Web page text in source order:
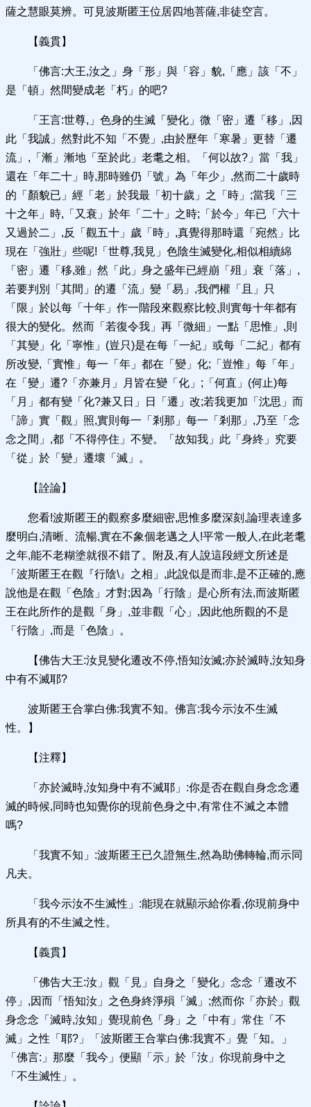
薩之慧眼莫辨。可見波斯匿王位居四地菩薩,非徒空言。
【義貫】
「佛言:大王,汝之」身「形」與「容」貌,「應」該「不」
是「頓」然間變成老「朽」的吧?
「王言:世尊,」色身的生滅「變化」微「密」遷「移」,因
此「我誠」然對此不知「不覺」,由於歷年「寒暑」更替「遷
流」,「漸」漸地「至於此」老耄之相。「何以故?」當「我」
還在「年二十」時,那時雖仍「號」為「年少」,然而二十歲時
的「顏貌已」經「老」於我最「初十歲」之「時」;當我「三
十之年」時,「又衰」於年「二十」之時;「於今」年已「六十
又過於二」,反「觀五十」歲「時」,真覺得那時還「宛然」比
現在「強壯」些呢!「世尊,我見」色陰生滅變化,相似相續綿
「密」遷「移,雖」然「此」身之盛年已經崩「殂」衰「落」,
若要判別「其間」的遷「流」變「易」,我們權「且」只
「限」於以每「十年」作一階段來觀察比較,則實每十年都有
很大的變化。然而「若復令我」再「微細」一點「思惟」,則
「其變」化「寧惟」(豈只)是在每「一紀」或每「二紀」都有
所改變,「實惟」每一「年」都在「變」化;「豈惟」每「年」
在「變」遷?「亦兼月」月皆在變「化」;「何直」(何止)每
「月」都有變「化?兼又日」日「遷」改;若我更加「沈思」而
「諦」實「觀」照,實則每一「剎那」每一「剎那」,乃至「念
念之間」,都「不得停住」不變。「故知我」此「身終」究要
「從」於「變」遷壞「滅」。
【詮論】
您看!波斯匿王的觀察多麼細密,思惟多麼深刻,論理表達多
麼明白,清晰、流暢,實在不象個老邁之人!平常一般人,在此老耄
之年,能不老糊塗就很不錯了。附及,有人說這段經文所述是
「波斯匿王在觀『行陰\』之相」,此說似是而非,是不正確的,應
說他是在觀「色陰」才對;因為「行陰」是心所有法,而波斯匿
王在此所作的是觀「身」,並非觀「心」,因此他所觀的不是
「行陰」,而是「色陰」。
【佛告大王:汝見變化遷改不停,悟知汝滅;亦於滅時,汝知身
中有不滅耶?
波斯匿王合掌白佛:我實不知。佛言:我今示汝不生滅
性。】
【注釋】
「亦於滅時,汝知身中有不滅耶」:你是否在觀自身念念遷
滅的時候,同時也知覺你的現前色身之中,有常住不滅之本體
嗎?
「我實不知」:波斯匿王已久證無生,然為助佛轉輪,而示同
凡夫。
「我今示汝不生滅性」:能現在就顯示給你看,你現前身中
所具有的不生滅之性。
【義貫】
「佛告大王:汝」觀「見」自身之「變化」念念「遷改不
停」,因而「悟知汝」之色身終淨殞「滅」;然而你「亦於」觀
身念念「滅時,汝知」覺現前色「身」之「中有」常住「不
滅」之性「耶?」「波斯匿王合掌白佛:我實不」覺「知。」
「佛言:」那麼「我今」便顯「示」於「汝」你現前身中之
「不生滅性」。